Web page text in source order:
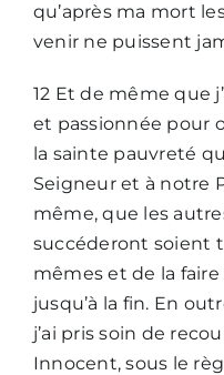
qu’après ma mort
venir ne puissent
12 Et de même que
et passionnée pour
la sainte pauvreté
Seigneur et à notre
même, que les
succéderont soient
mêmes et de la
jusqu’à la fin. En
j’ai pris soin de
Innocent, sous le